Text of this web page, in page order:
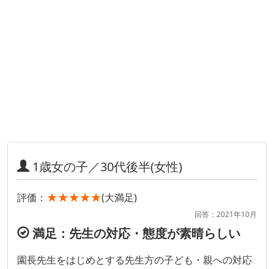
1歳女の子／30代後半(女性)
評価： ★★★★★(大満足)
回答：2021年10月
満足：先生の対応・態度が素晴らしい
園長先生をはじめとする先生方の子ども・親への対応